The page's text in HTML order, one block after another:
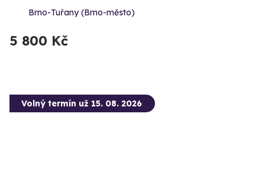
Brno-Tuřany (Brno-město)
5 800 Kč
Volný termín už 15. 08. 2026